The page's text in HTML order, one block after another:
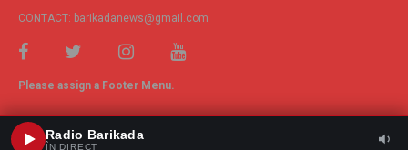
CONTACT: barikadanews@gmail.com
Please assign a Footer Menu.
Radio Barikada
ÎN DIRECT